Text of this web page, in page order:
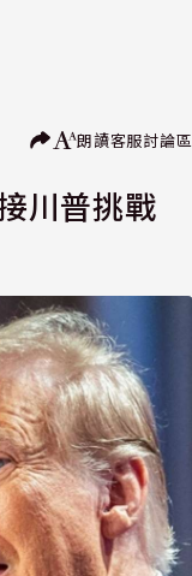
朗讀客服討論區
川普挑戰